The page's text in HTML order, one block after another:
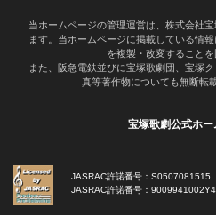
当ホームページの管理運営は、株式会社
ます。当ホームページに掲載している情
を複製・改変することを
また、阪急電鉄並びに宝塚歌劇団、宝塚
真等著作物についても無断転
宝塚歌劇公式ホー
JASRAC許諾番号：S0507081515
JASRAC許諾番号：